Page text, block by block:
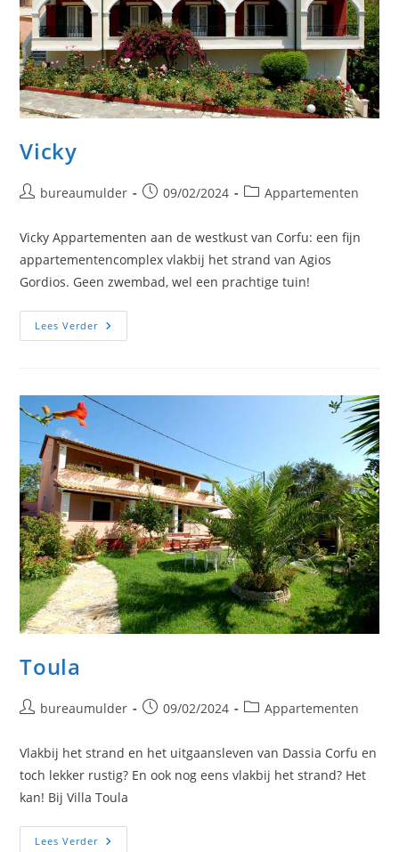
Vicky
Berichtbureaumulder
Bericht09/02/2024 Berichtcategorie:
Appartementen
Vicky Appartementen aan de westkust van Corfu: een fijn
appartementencomplex vlakbij het strand van Agios
Gordios. Geen zwembad, wel een prachtige tuin!
Lees VerderVicky
Toula
Berichtbureaumulder
Bericht
op:
09/02/2024 Berichtcategorie:
Appartementen
Vlakbij het strand en het uitgaansleven van Dassia Corfu en
toch lekker rustig? En ook nog eens vlakbij het strand? Het
kan! Bij Villa Toula
Lees VerderToula